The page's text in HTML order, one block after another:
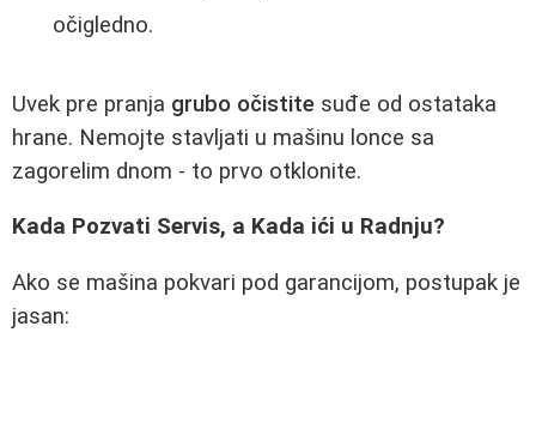
očigledno.
Uvek pre pranja grubo očistite suđe od ostataka
hrane. Nemojte stavljati u mašinu lonce sa
zagorelim dnom - to prvo otklonite.
Kada Pozvati Servis, a Kada ići u Radnju?
Ako se mašina pokvari pod garancijom, postupak je
jasan: